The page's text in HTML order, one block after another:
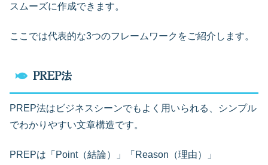
スムーズに作成できます。
ここでは代表的な3つのフレームワークをご紹介します。
PREP法
PREP法はビジネスシーンでもよく用いられる、シンプル
でわかりやすい文章構造です。
PREPは「Point（結論）」「Reason（理由）」